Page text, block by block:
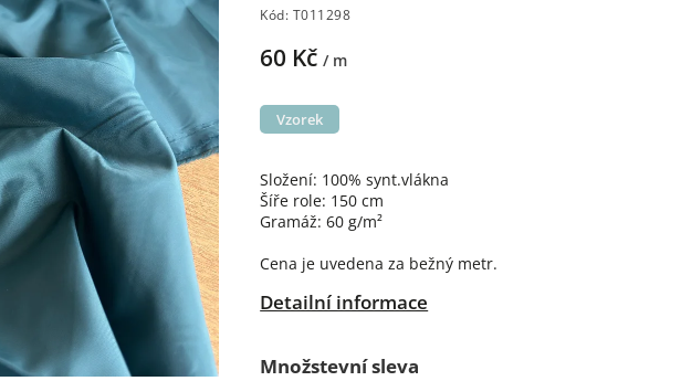
Kód: T011298
60 Kč/ m
Složení: 100% synt.vlákna
Šíře role: 150 cm
Gramáž: 60 g/m²
Cena je uvedena za bežný metr.
Detailní informace
Vzorek
Množstevní sleva